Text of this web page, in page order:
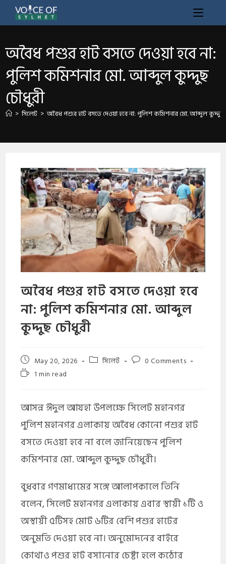
অবৈধ পশুর হাট বসতে দেওয়া হবে না:
পুলিশ কমিশনার মো. আব্দুল কুদ্দুছ
চৌধুরী
> সিলেট > অবৈধ পশুর হাট বসতে দেওয়া হবে না: পুলিশ কমিশনার মো. আব্দুল কুদ্দুছ
অবৈধ পশুর হাট বসতে দেওয়া হবে
না: পুলিশ কমিশনার মো. আব্দুল
কুদ্দুছ চৌধুরী
May 20, 2026 সিলেট
0 Comments
1 min read
আসন্ন ঈদুল আযহা উপলক্ষে সিলেট মহানগর
পুলিশ মহানগর এলাকায় অবৈধ কোনো পশুর হাট
বসতে দেওয়া হবে না বলে জানিয়েছেন পুলিশ
কমিশনার মো. আব্দুল কুদ্দুছ চৌধুরী।
বুধবার গণমাধ্যমের সঙ্গে আলাপকালে তিনি
বলেন, সিলেট মহানগর এলাকায় এবার স্থায়ী ১টি ও
অস্থায়ী ৫টিসহ মোট ৬টির বেশি পশুর হাটের
অনুমতি দেওয়া হবে না। অনুমোদনের বাইরে
কোথাও পশুর হাট বসানোর চেষ্টা হলে কঠোর